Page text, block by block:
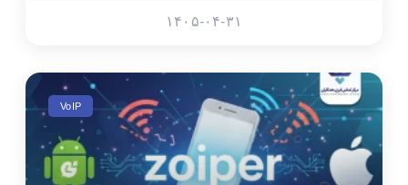
۱۴۰۵-۰۴-۳۱
VoIP